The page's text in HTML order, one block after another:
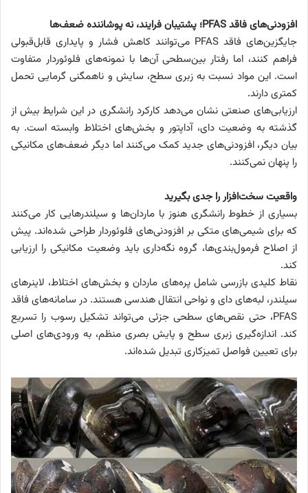
افزودنی‌های فاقد PFAS؛ پشتیبان فرایند، نه پوشاننده ضعف‌ها
جایگزین‌های فاقد PFAS می‌توانند کاهش فشار و پایداری قابل‌قبولی
فراهم کنند، اما رفتار بین‌سطحی آن‌ها با نمونه‌های فلوئوردار متفاوت
است. این مواد نسبت به زبری سطح، سایش و ناهمگنی گرمایی تحمل
کمتری دارند.
ارزیابی‌های صنعتی نشان می‌دهد کارکرد رانشگری در این شرایط بیش از
گذشته به وضعیت دای، آداپتور و بخش‌های اختلاط وابسته است. به
بیان دیگر، افزودنی‌های جدید کمک می‌کنند اما دیگر ضعف‌های مکانیکی
را پنهان نمی‌کنند.
واقعیت سخت‌افزار را جدی بگیرید
بسیاری از خطوط رانشگری هنوز با ماردان‌ها و سیلندرهایی کار می‌کنند
که برای شیمی‌های متکی بر افزودنی‌های فلوئوردار طراحی شده‌اند. پیش
از اصلاح فرمول‌بندی‌ها، گروه نگه‌داری باید وضعیت مکانیکی را ارزیابی
کند.
نقاط کلیدی بازرسی شامل پره‌های ماردان و بخش‌های اختلاط، لاینرهای
سیلندر، لبه‌های دای و نواحی انتقال هندسی هستند. در سامانه‌های فاقد
PFAS، حتی نقص‌های سطحی جزئی می‌تواند تشکیل رسوب را تسریع
کند. اندازه‌گیری زبری سطح و پایش بصری منظم، به ورودی‌های اصلی
برای تعیین فواصل تمیزکاری تبدیل شده‌اند.